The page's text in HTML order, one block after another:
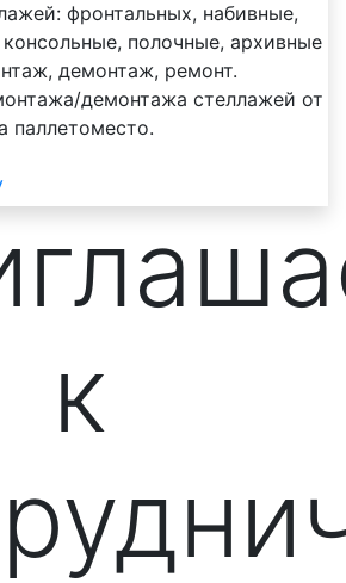
фронтальных, набивные,
полочные, архивные
демонтаж, ремонт.
демонтажа стеллажей от
паллетоместо.
к